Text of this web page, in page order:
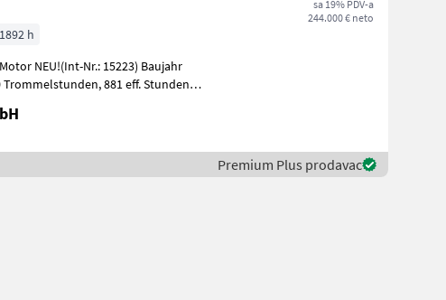
sa 19% PDV-a
244.000 € neto
1892 h
Premium Plus prodavac